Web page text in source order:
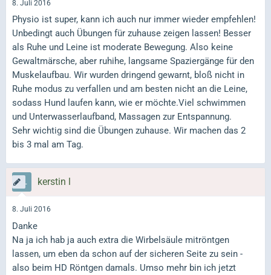
8. Juli 2016
Physio ist super, kann ich auch nur immer wieder empfehlen!
Unbedingt auch Übungen für zuhause zeigen lassen! Besser
als Ruhe und Leine ist moderate Bewegung. Also keine
Gewaltmärsche, aber ruhihe, langsame Spaziergänge für den
Muskelaufbau. Wir wurden dringend gewarnt, bloß nicht in
Ruhe modus zu verfallen und am besten nicht an die Leine,
sodass Hund laufen kann, wie er möchte.Viel schwimmen
und Unterwasserlaufband, Massagen zur Entspannung.
Sehr wichtig sind die Übungen zuhause. Wir machen das 2
bis 3 mal am Tag.
kerstin l
8. Juli 2016
Danke
Na ja ich hab ja auch extra die Wirbelsäule mitröntgen
lassen, um eben da schon auf der sicheren Seite zu sein -
also beim HD Röntgen damals. Umso mehr bin ich jetzt